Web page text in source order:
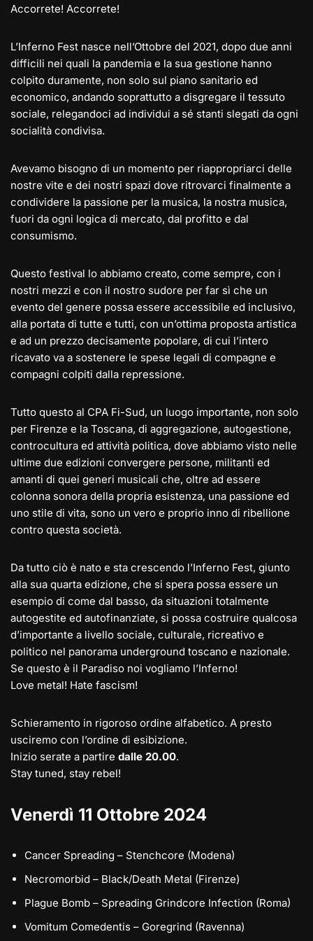
Accorrete! Accorrete!
L’Inferno Fest nasce nell’Ottobre del 2021, dopo due anni
difficili nei quali la pandemia e la sua gestione hanno
colpito duramente, non solo sul piano sanitario ed
economico, andando soprattutto a disgregare il tessuto
sociale, relegandoci ad individui a sé stanti slegati da ogni
socialità condivisa.
Avevamo bisogno di un momento per riappropriarci delle
nostre vite e dei nostri spazi dove ritrovarci finalmente a
condividere la passione per la musica, la nostra musica,
fuori da ogni logica di mercato, dal profitto e dal
consumismo.
Questo festival lo abbiamo creato, come sempre, con i
nostri mezzi e con il nostro sudore per far sì che un
evento del genere possa essere accessibile ed inclusivo,
alla portata di tutte e tutti, con un’ottima proposta artistica
e ad un prezzo decisamente popolare, di cui l’intero
ricavato va a sostenere le spese legali di compagne e
compagni colpiti dalla repressione.
Tutto questo al CPA Fi-Sud, un luogo importante, non solo
per Firenze e la Toscana, di aggregazione, autogestione,
controcultura ed attività politica, dove abbiamo visto nelle
ultime due edizioni convergere persone, militanti ed
amanti di quei generi musicali che, oltre ad essere
colonna sonora della propria esistenza, una passione ed
uno stile di vita, sono un vero e proprio inno di ribellione
contro questa società.
Da tutto ciò è nato e sta crescendo l’Inferno Fest, giunto
alla sua quarta edizione, che si spera possa essere un
esempio di come dal basso, da situazioni totalmente
autogestite ed autofinanziate, si possa costruire qualcosa
d’importante a livello sociale, culturale, ricreativo e
politico nel panorama underground toscano e nazionale.
Se questo è il Paradiso noi vogliamo l’Inferno!
Love metal! Hate fascism!
Schieramento in rigoroso ordine alfabetico. A presto
usciremo con l’ordine di esibizione.
Inizio serate a partire dalle 20.00.
Stay tuned, stay rebel!
Venerdì 11 Ottobre 2024
Cancer Spreading – Stenchcore (Modena)
Necromorbid – Black/Death Metal (Firenze)
Plague Bomb – Spreading Grindcore Infection (Roma)
Vomitum Comedentis – Goregrind (Ravenna)